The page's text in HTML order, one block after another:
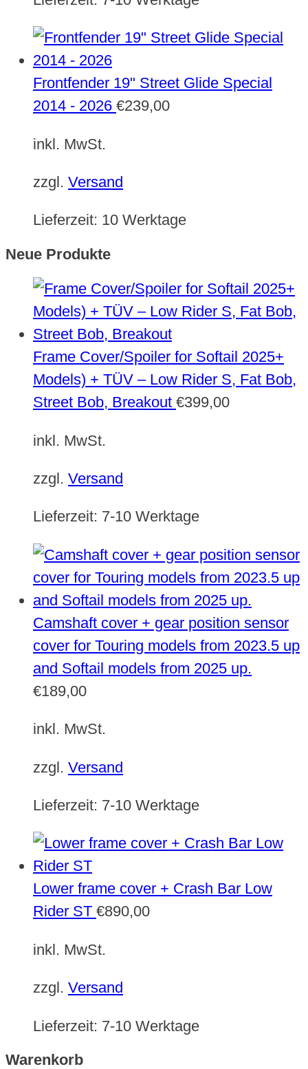
Frontfender 19" Street Glide Special
2014 - 2026 €239,00
inkl. MwSt.
zzgl. Versand
Lieferzeit: 10 Werktage
Neue Produkte
Frame Cover/Spoiler for Softail 2025+
Models) + TÜV – Low Rider S, Fat Bob,
Street Bob, Breakout €399,00
inkl. MwSt.
zzgl. Versand
Lieferzeit: 7-10 Werktage
Camshaft cover + gear position sensor
cover for Touring models from 2023.5 up
and Softail models from 2025 up.
€189,00
inkl. MwSt.
zzgl. Versand
Lieferzeit: 7-10 Werktage
Lower frame cover + Crash Bar Low
Rider ST €890,00
inkl. MwSt.
zzgl. Versand
Lieferzeit: 7-10 Werktage
Warenkorb